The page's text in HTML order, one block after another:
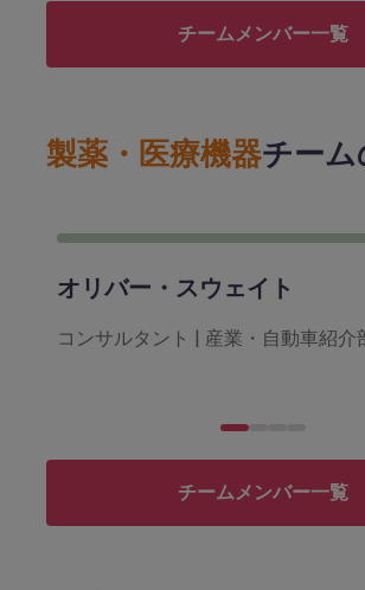
チームメンバー一覧
製薬・医療機器チー
オリバー・スウェイト
コンサルタント | 産業・自動車紹介
チームメンバー一覧